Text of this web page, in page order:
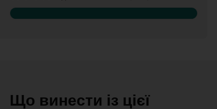
Що винести із цієї